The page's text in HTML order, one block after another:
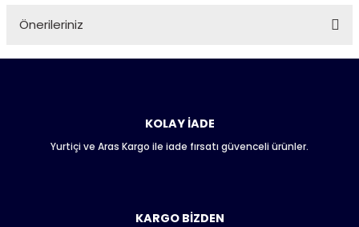
Önerileriniz
Bu ürünün fiyat bilgisi, resim, ürün açıklamalarında ve diğer
Ürün resmi kalitesiz, bozuk veya görüntülenemiyor.
Ürün fiyatı diğer sitelerden daha pahalı.
KOLAY İADE
Yurtiçi ve Aras Kargo ile iade fırsatı güvenceli ürünler.
KARGO BİZDEN